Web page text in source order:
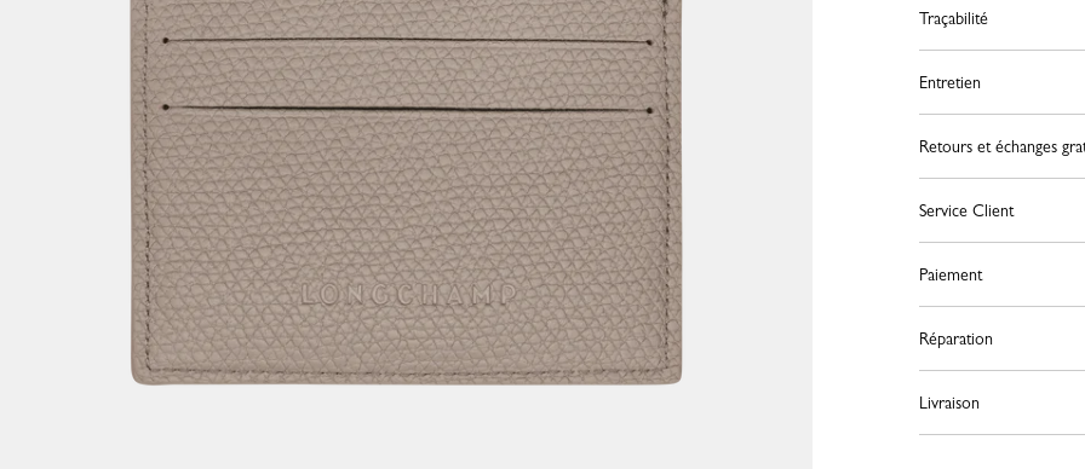
Traçabilité
Entretien
Retours et échanges
Service Client
Paiement
Réparation
Livraison